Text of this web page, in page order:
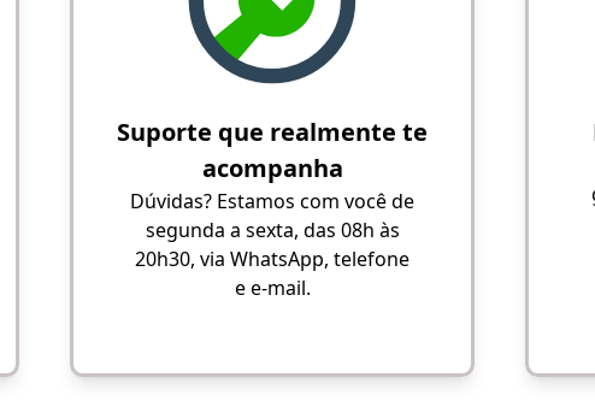
Suporte que realmente te
acompanha
Dúvidas? Estamos com você de
segunda a sexta, das 08h às
20h30, via WhatsApp, telefone
e e-mail.